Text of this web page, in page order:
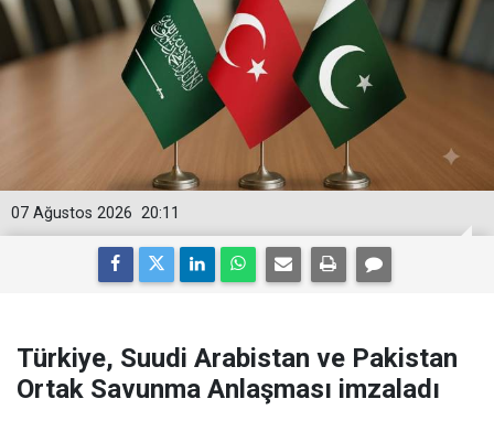
20:11
07 Ağustos 2026
Türkiye, Suudi Arabistan ve Pakistan
Ortak Savunma Anlaşması imzaladı